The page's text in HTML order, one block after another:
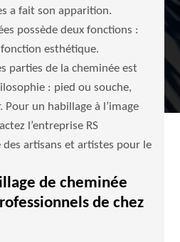
a fait son apparition.
possède deux fonctions :
esthétique.
parties de la cheminée est
: pied ou souche,
Pour un habillage à l’image
l’entreprise RS
des artisans et artistes pour le
de cheminée
de chez